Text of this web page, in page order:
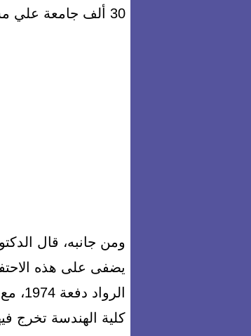
30 ألف جامعة علي مستوى العالم .
ومن جانبه، قال
يضفى على هذه
كلية الهندسة تخرج